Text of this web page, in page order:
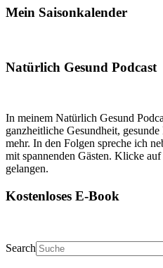
Mein Saisonkalender
Natürlich Gesund Podcast
In meinem Natürlich Gesund
ganzheitliche Gesundheit,
mehr. In den Folgen spreche ich
mit spannenden Gästen. Klicke
gelangen.
Kostenloses E-Book
Search